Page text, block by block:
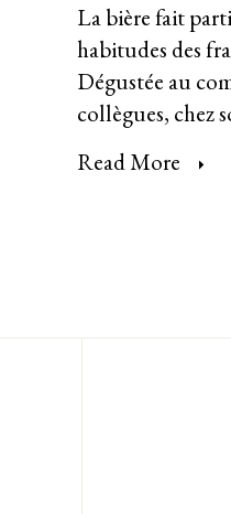
La bière fait
habitudes des
Dégustée au
collègues, chez
Read More